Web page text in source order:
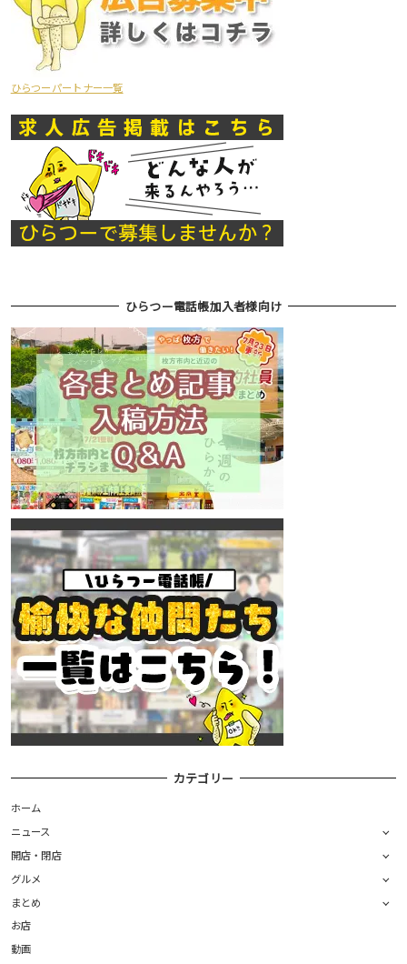
ひらつーパートナー一覧
ひらつー電話帳加入者様向け
カテゴリー
ホーム
ニュース
開店・閉店
グルメ
まとめ
お店
動画